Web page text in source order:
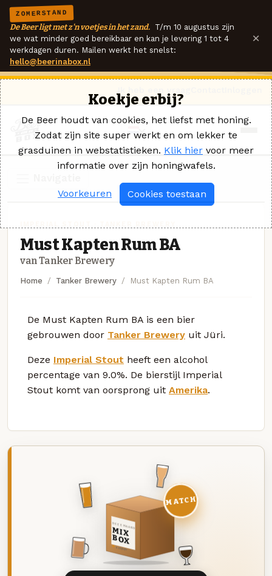
ZOMERSTAND
De Beer ligt met z'n voetjes in het zand. T/m 10 augustus zijn
we wat minder goed bereikbaar en kan je levering 1 tot 4
werkdagen duren. Mailen werkt het snelst:
hello@beerinabox.nl
×
Must Kapten Rum BA
van Tanker Brewery
Home Tanker Brewery Must Kapten Rum BA
De Must Kapten Rum BA is een bier
gebrouwen door Tanker Brewery uit Jüri.
Deze Imperial Stout heeft een alcohol
percentage van 9.0%. De bierstijl Imperial
Stout komt van oorsprong uit Amerika.
DEZE MAAND
MIX
BOX
8 BIEREN
MATCH
Koekje erbij?
De Beer houdt van cookies, het liefst met honing.
Zodat zijn site super werkt en om lekker te
grasduinen in webstatistieken. Klik hier voor meer
informatie over zijn honingwafels.
Voorkeuren Cookies toestaan